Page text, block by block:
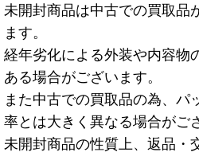
未開封商品は中古での買取品
ます。
経年劣化による外装や内容物
ある場合がございます。
また中古での買取品の為、パ
率とは大きく異なる場合がご
未開封商品の性質上、返品・